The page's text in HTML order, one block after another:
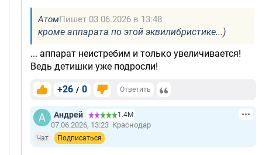
АтомПишет 03.06.2026 в 13:48
кроме аппарата по этой эквилибристике...)
... аппарат неистребим и только увеличивается!
Ведь детишки уже подросли!
+26 / 0 Ответить
Андрей 1.4М
07.06.2026, 13:23 Краснодар
Чат Подписаться